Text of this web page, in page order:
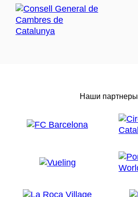
Наши партнеры